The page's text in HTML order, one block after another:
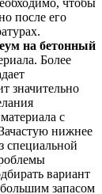
после его
на бетонный
Более
значительно
с
нижнее
специальной
вариант
запасом